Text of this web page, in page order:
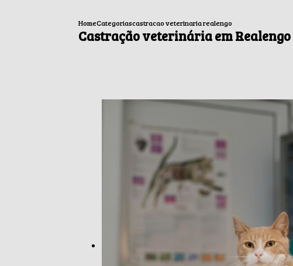
HomeCategoriascastracao veterinaria realengo
Castração veterinária em Realengo